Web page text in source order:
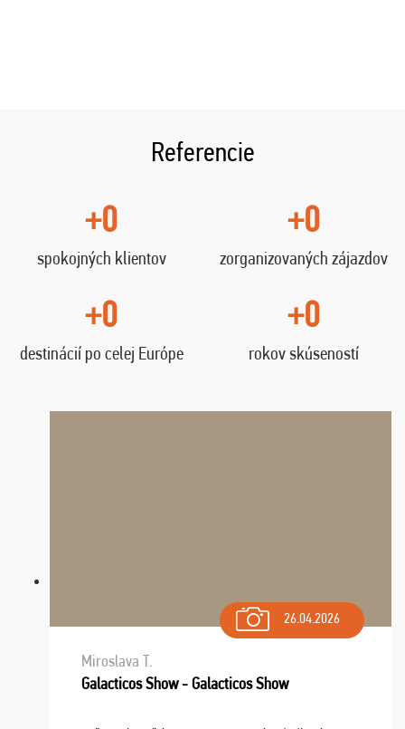
Referencie
+0
spokojných klientov
+0
zorganizovaných zájazdov
+0
destinácií po celej Európe
+0
rokov skúseností
26.04.2026
Miroslava T.
Galacticos Show - Galacticos Show